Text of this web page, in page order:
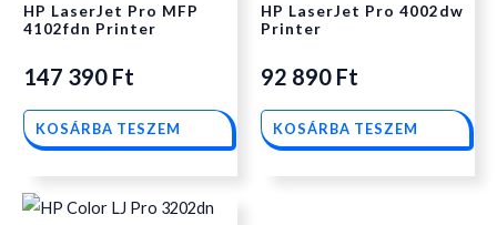
HP LaserJet Pro MFP
4102fdn Printer
147 390 Ft
KOSÁRBA TESZEM
HP LaserJet Pro 4002dw
Printer
92 890 Ft
KOSÁRBA TESZEM